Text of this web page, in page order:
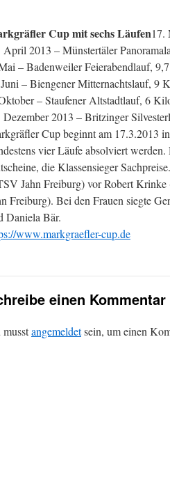
Cup mit sechs Läufen17.
April 2013 – Münstertäler
– Badenweiler Feierabendlauf,
– Biengener Mitternachtslauf, 9
– Staufener Altstadtlauf, 6
Dezember 2013 – Britzinger
Cup beginnt am 17.3.2013
vier Läufe absolviert
die Klassensieger
Jahn Freiburg) vor Robert
Freiburg). Bei den Frauen siegte
Daniela Bär.
www.markgraefler-cup.de
einen Kommentar
angemeldetsein, um einen